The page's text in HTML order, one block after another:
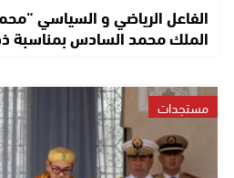
الفاعل الرياضي و السياسي
الملك محمد السادس بمناسبة
مستجدات